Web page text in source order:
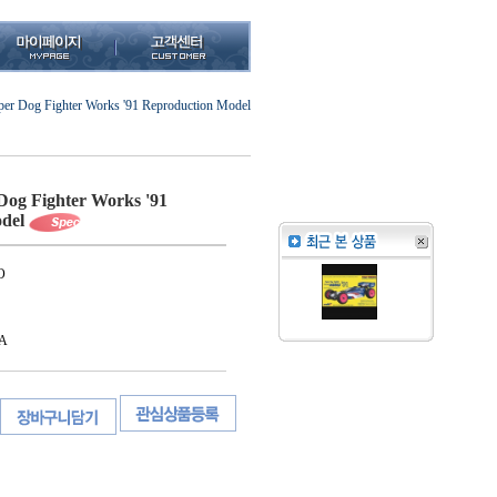
Dog Fighter Works '91 Reproduction Model
Fighter Works '91